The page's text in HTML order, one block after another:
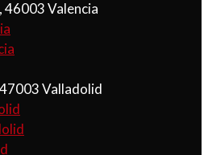
46003 Valencia
Valladolid